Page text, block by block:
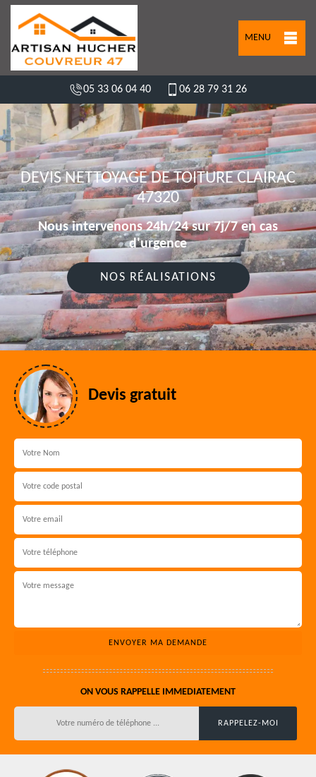
MENU
05 33 06 04 40 06 28 79 31 26
DEVIS NETTOYAGE DE TOITURE CLAIRAC
47320
Nous intervenons 24h/24 sur 7j/7 en cas
d'urgence
NOS RÉALISATIONS
Devis gratuit
ON VOUS RAPPELLE IMMEDIATEMENT